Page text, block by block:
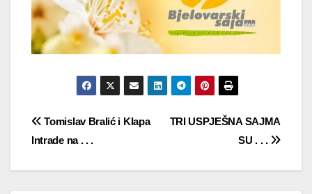
Navigacija
TRI USPJEŠNA SAJMA
SU . . .
Tomislav Bralić i Klapa
Intrade na . . .